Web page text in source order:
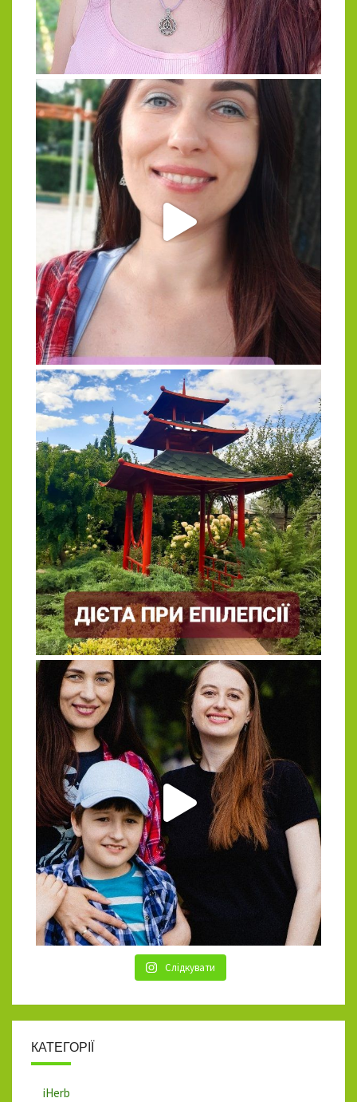
Слідкувати
КАТЕГОРІЇ
iHerb